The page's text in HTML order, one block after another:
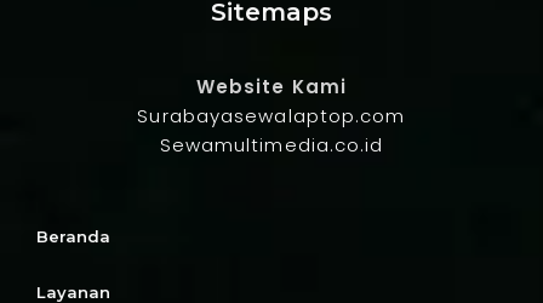
Sitemaps
Website Kami
Surabayasewalaptop.com
Sewamultimedia.co.id
Beranda
Layanan